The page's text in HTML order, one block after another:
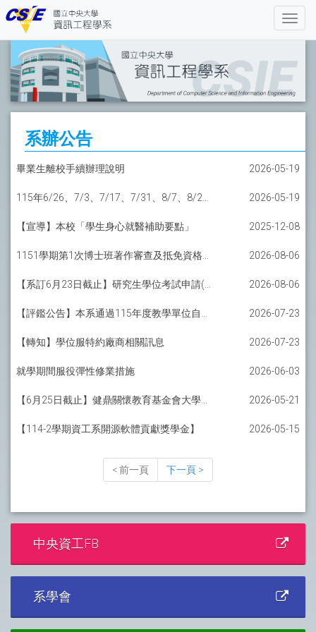
系辦公告
畢業生離校手續辦理說明 2026-05-19
2026-05-19
【宣導】本校「學生身心就醫補助要點」 2025-12-08
2026-08-06
2026-08-06
2026-07-23
【轉知】學位服特約廠商相關訊息 2026-07-23
就學期間服役彈性修業措施 2026-06-03
2026-05-21
【114-2學期資工系開源軟體貢獻獎學金】 2026-05-15
< 前一頁 下一頁 >
中央資工FB
系學會